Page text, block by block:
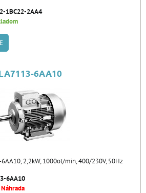
1BC22-2AA4
6AA10
2,2kW, 1000ot/min, 400/230V, 50Hz
6AA10